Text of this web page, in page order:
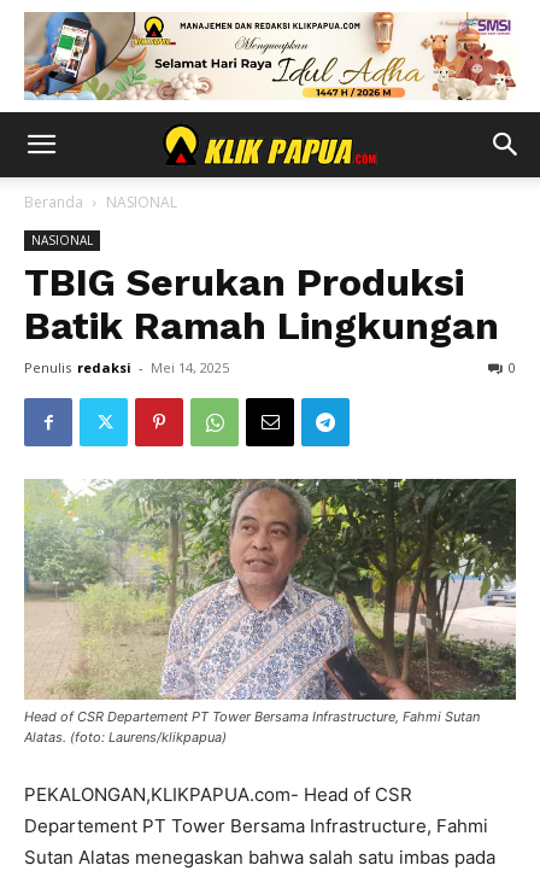
Beranda NASIONAL
NASIONAL
TBIG Serukan Produksi
Batik Ramah Lingkungan
Penulis redaksi - Mei 14, 2025 0
Head of CSR Departement PT Tower Bersama Infrastructure, Fahmi Sutan
Alatas. (foto: Laurens/klikpapua)
PEKALONGAN,KLIKPAPUA.com- Head of CSR
Departement PT Tower Bersama Infrastructure, Fahmi
Sutan Alatas menegaskan bahwa salah satu imbas pada